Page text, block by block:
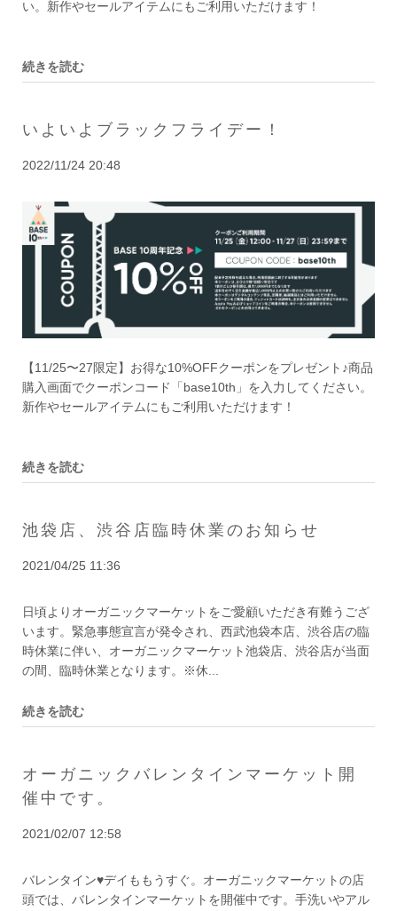
い。新作やセールアイテムにもご利用いただけます！
続きを読む
いよいよブラックフライデー！
2022/11/24 20:48
【11/25〜27限定】お得な10%OFFクーポンをプレゼント♪商品
購入画面でクーポンコード「base10th」を入力してください。
新作やセールアイテムにもご利用いただけます！
続きを読む
池袋店、渋谷店臨時休業のお知らせ
2021/04/25 11:36
日頃よりオーガニックマーケットをご愛顧いただき有難うござ
います。緊急事態宣言が発令され、西武池袋本店、渋谷店の臨
時休業に伴い、オーガニックマーケット池袋店、渋谷店が当面
の間、臨時休業となります。※休...
続きを読む
オーガニックバレンタインマーケット開
催中です。
2021/02/07 12:58
バレンタイン♥️デイももうすぐ。オーガニックマーケットの店
頭では、バレンタインマーケットを開催中です。手洗いやアル